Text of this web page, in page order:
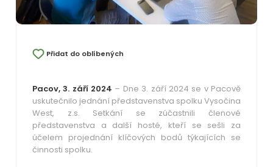
Přidat do oblíbených
Pacov, 3. září 2024 – Dne 3. září 2024 se v Pacově
uskutečnilo jednání představenstva spolku Vysočina
West, z.s. Setkání se zúčastnili členové
představenstva a další hosté, kteří se sešli za
účelem projednání klíčových bodů týkajících se
činnosti spolku.